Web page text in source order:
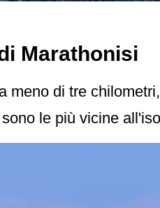
Marathonisi
meno di tre
le più vicine